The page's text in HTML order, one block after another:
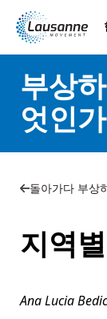
부상
엇인
돌아가다 부상
지역
Ana Lucia